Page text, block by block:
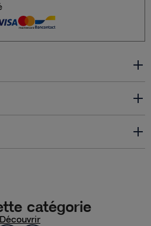
catégorie
Découvrir